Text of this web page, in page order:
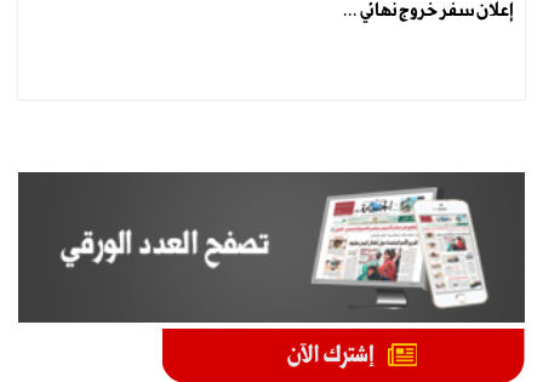
إعلان سفر خروج نهائي ...